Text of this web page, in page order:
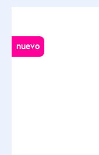
nuevo